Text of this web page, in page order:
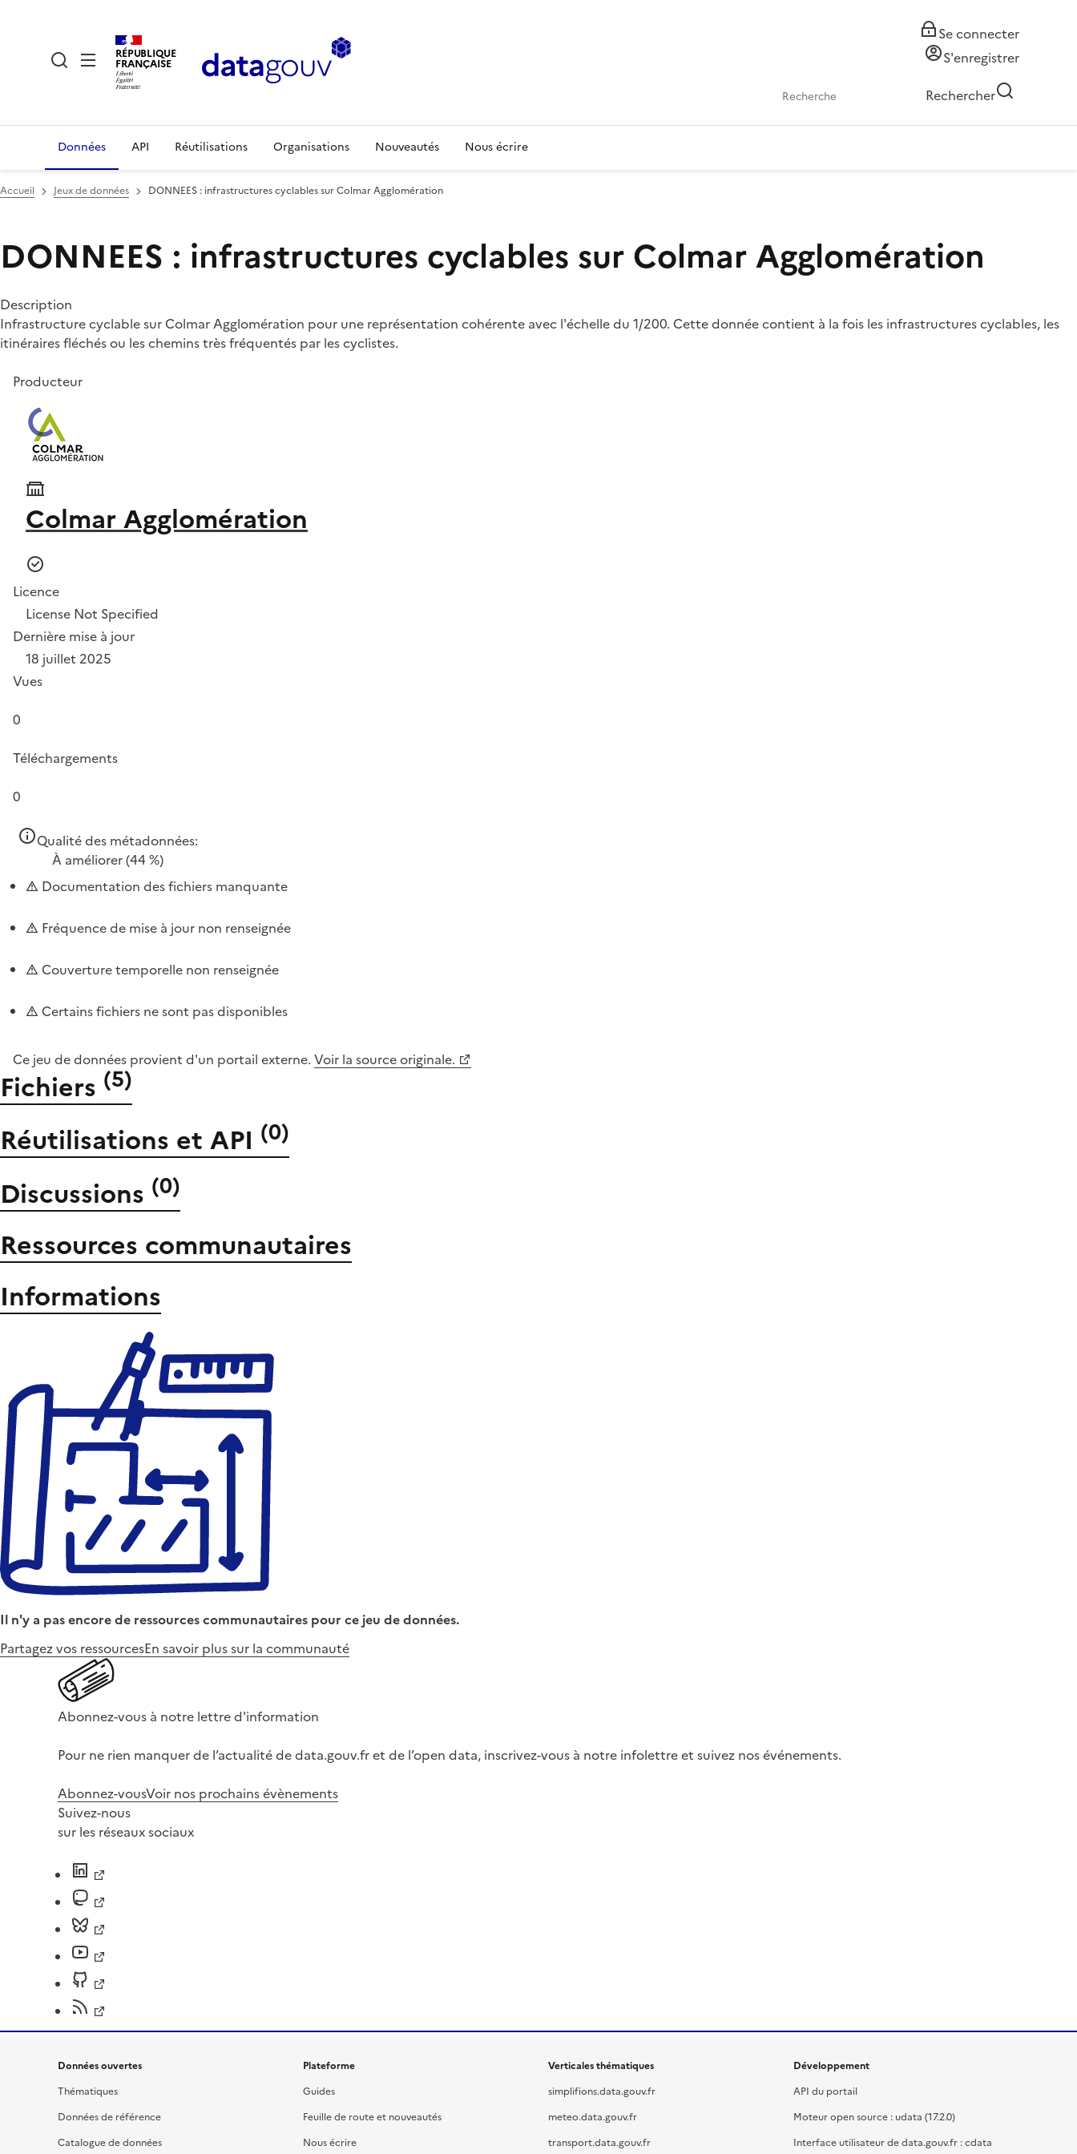
RÉPUBLIQUE
FRANÇAISE
Se connecter
S'enregistrer
Rechercher
Données API Réutilisations Organisations Nouveautés Nous écrire
Accueil Jeux de données DONNEES : infrastructures cyclables sur Colmar Agglomération
DONNEES : infrastructures cyclables sur Colmar Agglomération
Description
Infrastructure cyclable sur Colmar Agglomération pour une représentation cohérente avec l'échelle du 1/200. Cette donnée contient à la fois les infrastructures cyclables, les
itinéraires fléchés ou les chemins très fréquentés par les cyclistes.
Producteur
Colmar Agglomération
Licence
License Not Specified
Dernière mise à jour
18 juillet 2025
Vues
0
Téléchargements
0
Qualité des métadonnées:
À améliorer(44 %)
Documentation des fichiers manquante
Fréquence de mise à jour non renseignée
Couverture temporelle non renseignée
Certains fichiers ne sont pas disponibles
Ce jeu de données provient d'un portail externe. Voir la source originale.
Fichiers (5)
Réutilisations et API (0)
Discussions (0)
Ressources communautaires
Informations
Il n'y a pas encore de ressources communautaires pour ce jeu de données.
Partagez vos ressourcesEn savoir plus sur la communauté
Abonnez-vous à notre lettre d'information
Pour ne rien manquer de l’actualité de data.gouv.fr et de l’open data, inscrivez-vous à notre infolettre et suivez nos événements.
Abonnez-vousVoir nos prochains évènements
Suivez-nous
sur les réseaux sociaux
Données ouvertes
Thématiques
Données de référence
Catalogue de données
Plateforme
Guides
Feuille de route et nouveautés
Nous écrire
Verticales thématiques
simplifions.data.gouv.fr
meteo.data.gouv.fr
transport.data.gouv.fr
Développement
API du portail
Moteur open source : udata (17.2.0)
Interface utilisateur de data.gouv.fr : cdata